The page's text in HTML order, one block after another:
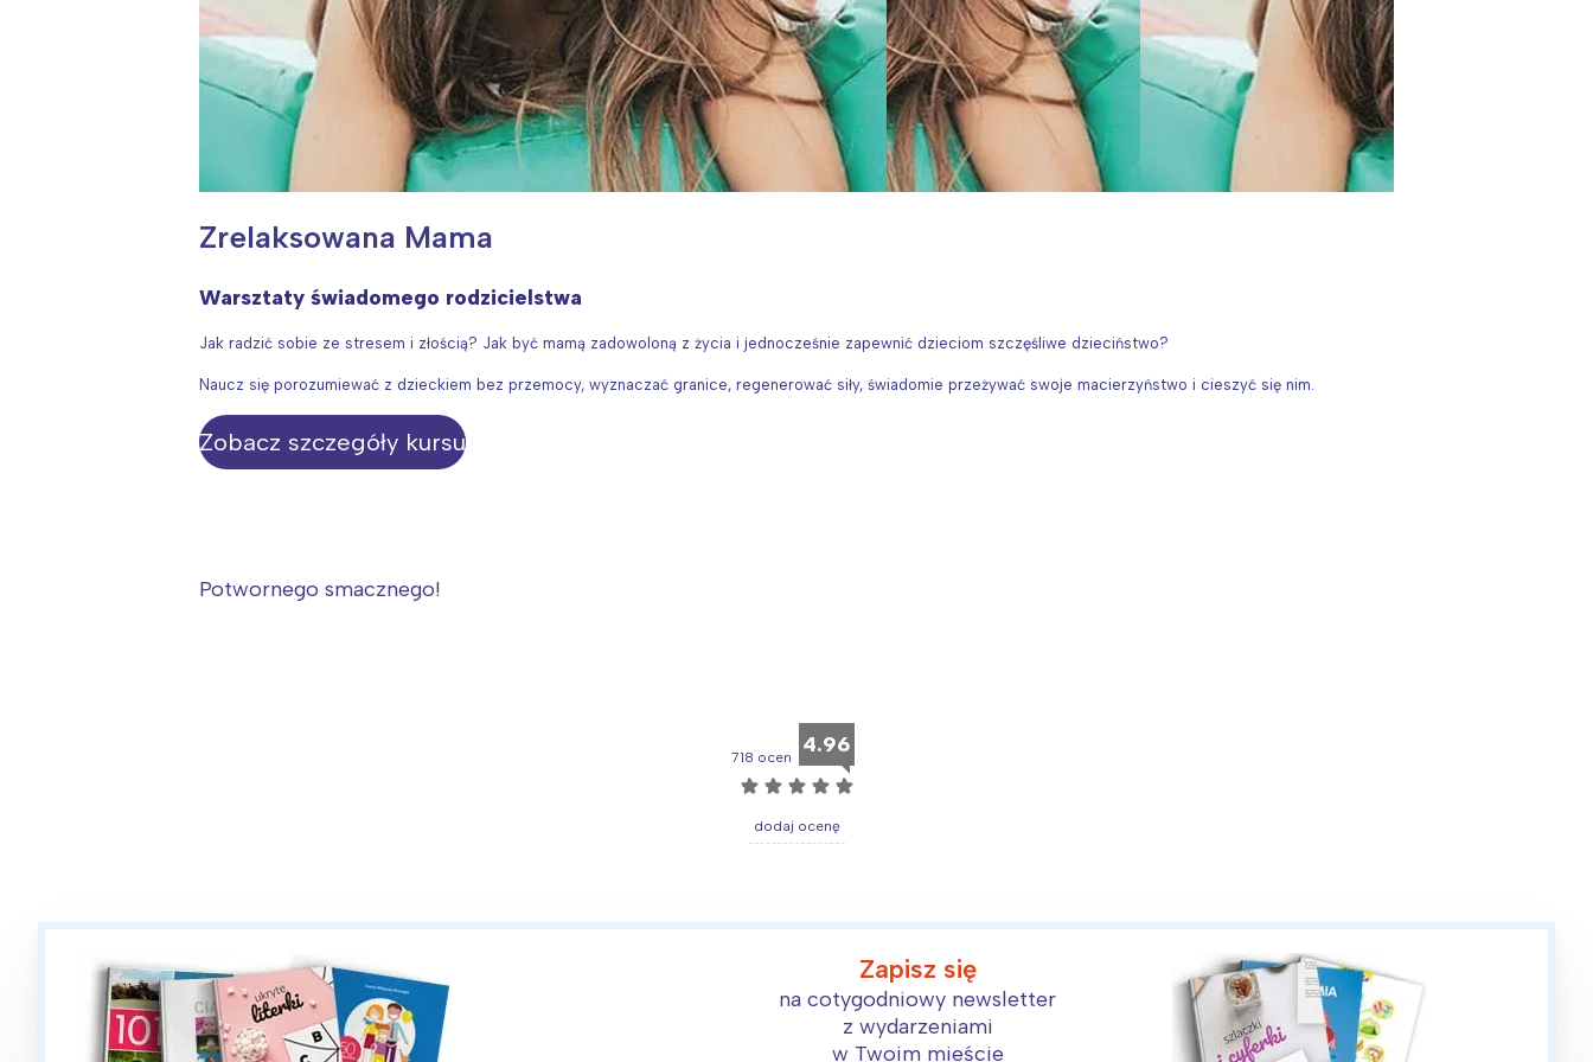
Zrelaksowana Mama
Warsztaty świadomego rodzicielstwa
Jak radzić sobie ze stresem i złością? Jak być mamą zadowoloną z życia i jednocześnie zapewnić dzieciom szczęśliwe dzieciństwo?
Naucz się porozumiewać z dzieckiem bez przemocy, wyznaczać granice, regenerować siły, świadomie przeżywać swoje macierzyństwo i cieszyć się nim.
Zobacz szczegóły kursu
Potwornego smacznego!
718 ocen 4.96
☆ ☆ ☆ ☆ ☆
dodaj ocenę
Zapisz się
na cotygodniowy newsletter
z wydarzeniami
w Twoim mieście
Poznań
Wrocław
Północ
Wszystkie
Wybieram